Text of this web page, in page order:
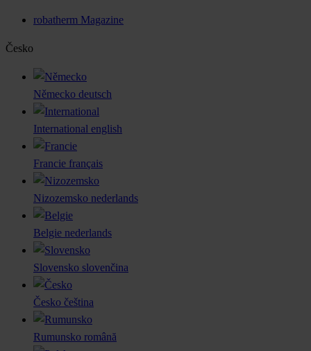
robatherm Magazine
Česko
Německo deutsch
International english
Francie français
Nizozemsko nederlands
Belgie nederlands
Slovensko slovenčina
Česko čeština
Rumunsko română